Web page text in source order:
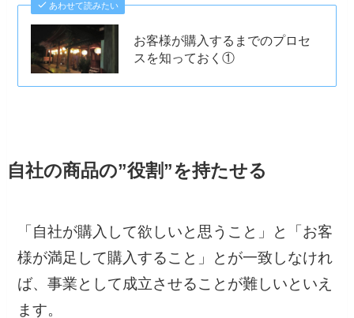
あわせて読みたい
お客様が購入するまでのプロセ
スを知っておく①
自社の商品の”役割”を持たせる
「自社が購入して欲しいと思うこと」と「お客
様が満足して購入すること」とが一致しなけれ
ば、事業として成立させることが難しいといえ
ます。